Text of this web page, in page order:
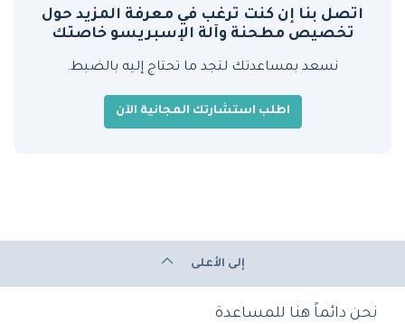
اتصل بنا إن كنت ترغب في معرفة المزيد حول
تخصيص مطحنة وآلة الإسبريسو خاصتك
نسعد بمساعدتك لتجد ما تحتاج إليه بالضبط.
اطلب استشارتك المجانية الآن
إلى الأعلى
نحن دائماً هنا للمساعدة